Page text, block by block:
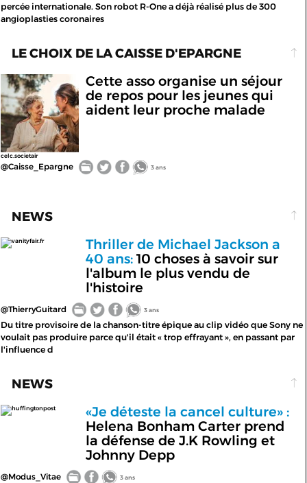
percée internationale. Son robot R-One a déjà réalisé plus de 300
angioplasties coronaires
LE CHOIX DE LA CAISSE D'EPARGNE
celc.societair
Cette asso organise un séjour
de repos pour les jeunes qui
aident leur proche malade
@Caisse_Epargne 3 ans
NEWS
vanityfair.fr
Thriller de Michael Jackson a
40 ans:10 choses à savoir sur
l'album le plus vendu de
l'histoire
@ThierryGuitard 3 ans
Du titre provisoire de la chanson-titre épique au clip vidéo que Sony ne
voulait pas produire parce qu'il était « trop effrayant », en passant par
l'influence d
NEWS
huffingtonpost
«Je déteste la cancel culture» :
Helena Bonham Carter prend
la défense de J.K Rowling et
Johnny Depp
@Modus_Vitae 3 ans